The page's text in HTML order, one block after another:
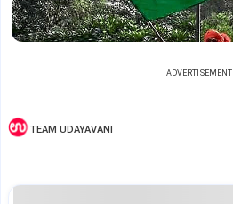
ADVERTISEMENT
TEAM UDAYAVANI